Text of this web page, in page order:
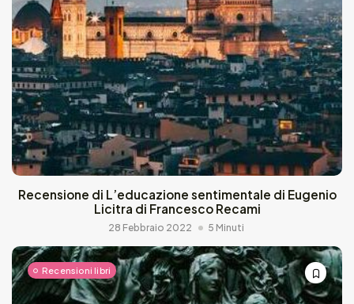
Recensione di L’educazione sentimentale di Eugenio
Licitra di Francesco Recami
28 Febbraio 2022 5 Minuti
Recensioni libri